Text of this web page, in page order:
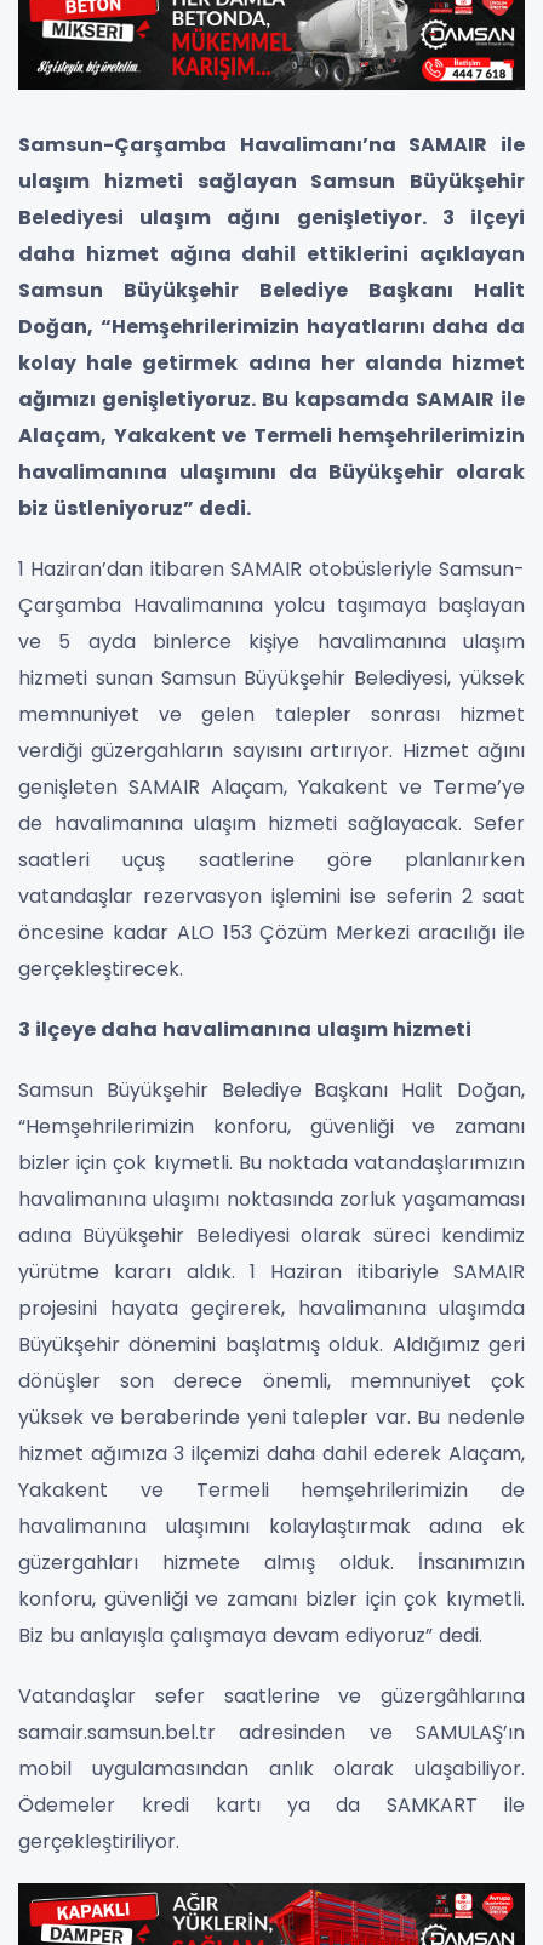
Samsun-Çarşamba Havalimanı’na SAMAIR ile
ulaşım hizmeti sağlayan Samsun Büyükşehir
Belediyesi ulaşım ağını genişletiyor. 3 ilçeyi
daha hizmet ağına dahil ettiklerini açıklayan
Samsun Büyükşehir Belediye Başkanı Halit
Doğan, “Hemşehrilerimizin hayatlarını daha da
kolay hale getirmek adına her alanda hizmet
ağımızı genişletiyoruz. Bu kapsamda SAMAIR ile
Alaçam, Yakakent ve Termeli hemşehrilerimizin
havalimanına ulaşımını da Büyükşehir olarak
biz üstleniyoruz” dedi.
1 Haziran’dan itibaren SAMAIR otobüsleriyle Samsun-
Çarşamba Havalimanına yolcu taşımaya başlayan
ve 5 ayda binlerce kişiye havalimanına ulaşım
hizmeti sunan Samsun Büyükşehir Belediyesi, yüksek
memnuniyet ve gelen talepler sonrası hizmet
verdiği güzergahların sayısını artırıyor. Hizmet ağını
genişleten SAMAIR Alaçam, Yakakent ve Terme’ye
de havalimanına ulaşım hizmeti sağlayacak. Sefer
saatleri uçuş saatlerine göre planlanırken
vatandaşlar rezervasyon işlemini ise seferin 2 saat
öncesine kadar ALO 153 Çözüm Merkezi aracılığı ile
gerçekleştirecek.
3 ilçeye daha havalimanına ulaşım hizmeti
Samsun Büyükşehir Belediye Başkanı Halit Doğan,
“Hemşehrilerimizin konforu, güvenliği ve zamanı
bizler için çok kıymetli. Bu noktada vatandaşlarımızın
havalimanına ulaşımı noktasında zorluk yaşamaması
adına Büyükşehir Belediyesi olarak süreci kendimiz
yürütme kararı aldık. 1 Haziran itibariyle SAMAIR
projesini hayata geçirerek, havalimanına ulaşımda
Büyükşehir dönemini başlatmış olduk. Aldığımız geri
dönüşler son derece önemli, memnuniyet çok
yüksek ve beraberinde yeni talepler var. Bu nedenle
hizmet ağımıza 3 ilçemizi daha dahil ederek Alaçam,
Yakakent ve Termeli hemşehrilerimizin de
havalimanına ulaşımını kolaylaştırmak adına ek
güzergahları hizmete almış olduk. İnsanımızın
konforu, güvenliği ve zamanı bizler için çok kıymetli.
Biz bu anlayışla çalışmaya devam ediyoruz” dedi.
Vatandaşlar sefer saatlerine ve güzergâhlarına
samair.samsun.bel.tr adresinden ve SAMULAŞ’ın
mobil uygulamasından anlık olarak ulaşabiliyor.
Ödemeler kredi kartı ya da SAMKART ile
gerçekleştiriliyor.